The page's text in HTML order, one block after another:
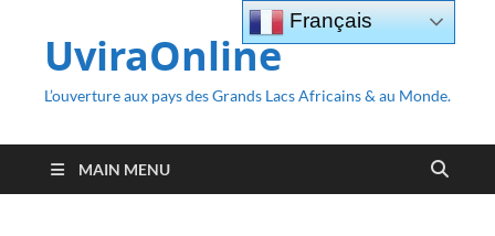
UviraOnline
L’ouverture aux pays des Grands Lacs Africains & au Monde.
MAIN MENU
Français